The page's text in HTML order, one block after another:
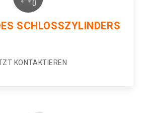
SCHLOSSZYLINDERS
KONTAKTIEREN